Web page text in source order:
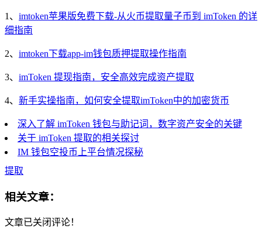
1、 imtoken苹果版免费下载-从火币提取量子币到 imToken 的详
细指南
2、 imtoken下载app-im钱包质押提取操作指南
3、 imToken 提现指南，安全高效完成资产提取
4、 新手实操指南，如何安全提取imToken中的加密货币
深入了解 imToken 钱包与助记词，数字资产安全的关键
关于 imToken 提取的相关探讨
IM 钱包空投币上平台情况探秘
提取
相关文章：
文章已关闭评论！